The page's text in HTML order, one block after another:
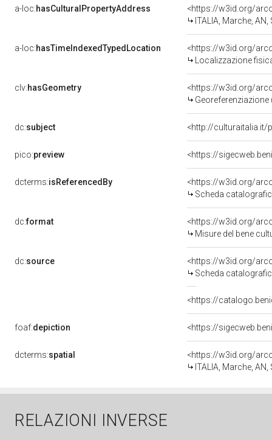
a-loc:hasCulturalPropertyAddress
<https://w3id.org/
ITALIA, Marche, AN,
a-loc:hasTimeIndexedTypedLocation
<https://w3id.org/
Localizzazione
clv:hasGeometry
<https://w3id.org/
dc:subject <http://
pico:preview <https://
dcterms:isReferencedBy
<https://w3id.org/
Scheda
dc:format
<https://w3id.org/
Misure del bene
dc:source
<https://w3id.org/
Scheda
<https://
foaf:depiction <https://
dcterms:spatial
<https://w3id.org/
ITALIA, Marche, AN,
RELAZIONI INVERSE